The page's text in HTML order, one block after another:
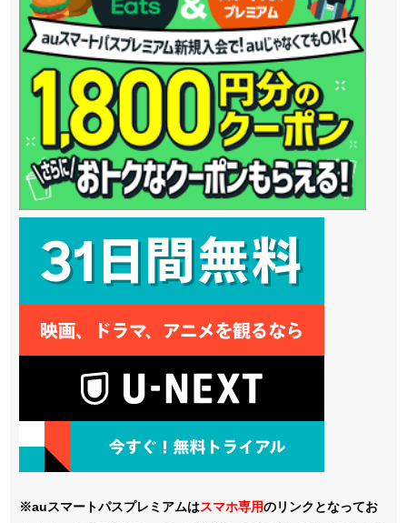
※auスマートパスプレミアムはスマホ専用のリンクとなってお